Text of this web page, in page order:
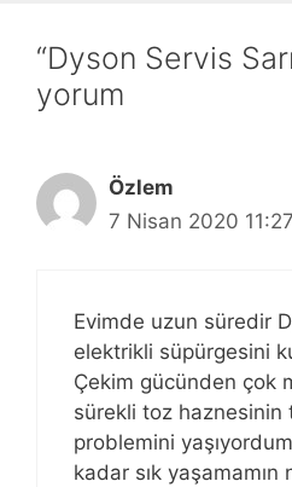
“Dyson Servis
yorum
Özlem
7 Nisan 2020 11:27
Evimde uzun süredir
elektrikli süpürgesini
Çekim gücünden çok
sürekli toz haznesinin
problemini
kadar sık yaşamamın